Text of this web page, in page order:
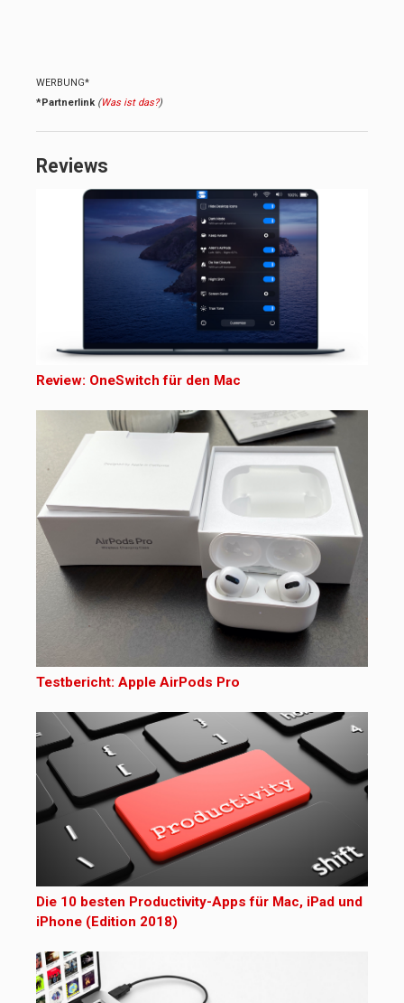
WERBUNG*
*Partnerlink (Was ist das?)
Reviews
Review: OneSwitch für den Mac
Testbericht: Apple AirPods Pro
Die 10 besten Productivity-Apps für Mac, iPad und
iPhone (Edition 2018)